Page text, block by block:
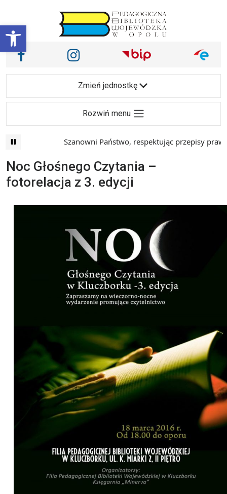
Otwórz pasek narzędzi
Main Navigation
Nasze media społecznościowe i inne
Facebook Instagram
Zmień jednostkę
Rozwiń menu
Szanowni Państwo, respektując przepisy prawa i
Noc Głośnego Czytania –
fotorelacja z 3. edycji